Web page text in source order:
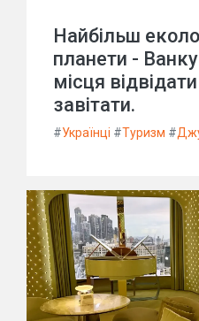
Найбільш
планети -
місця
завітати.
#Українці #Туризм #